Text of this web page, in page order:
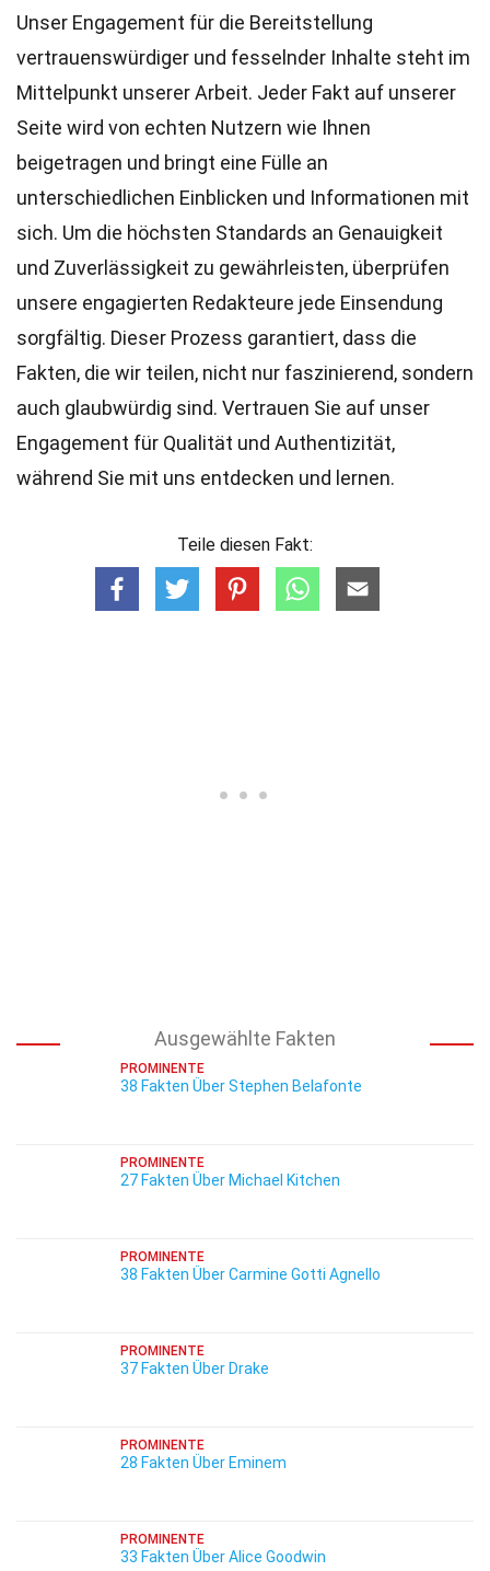
Unser Engagement für die Bereitstellung
vertrauenswürdiger und fesselnder Inhalte steht im
Mittelpunkt unserer Arbeit. Jeder Fakt auf unserer
Seite wird von echten Nutzern wie Ihnen
beigetragen und bringt eine Fülle an
unterschiedlichen Einblicken und Informationen mit
sich. Um die höchsten Standards an Genauigkeit
und Zuverlässigkeit zu gewährleisten, überprüfen
unsere engagierten Redakteure jede Einsendung
sorgfältig. Dieser Prozess garantiert, dass die
Fakten, die wir teilen, nicht nur faszinierend, sondern
auch glaubwürdig sind. Vertrauen Sie auf unser
Engagement für Qualität und Authentizität,
während Sie mit uns entdecken und lernen.
Teile diesen Fakt:
Ausgewählte Fakten
PROMINENTE
38 Fakten Über Stephen Belafonte
PROMINENTE
27 Fakten Über Michael Kitchen
PROMINENTE
38 Fakten Über Carmine Gotti Agnello
PROMINENTE
37 Fakten Über Drake
PROMINENTE
28 Fakten Über Eminem
PROMINENTE
33 Fakten Über Alice Goodwin